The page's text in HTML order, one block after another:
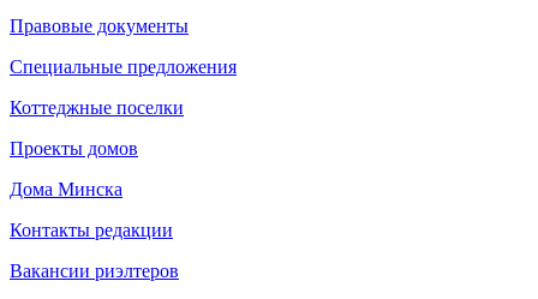
Правовые документы
Специальные предложения
Коттеджные поселки
Проекты домов
Дома Минска
Контакты редакции
Вакансии риэлтеров